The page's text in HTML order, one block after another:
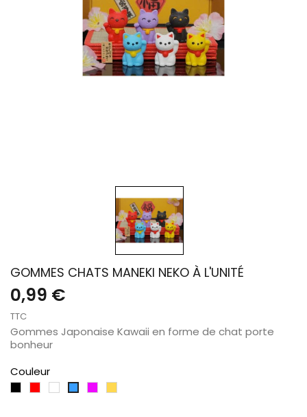
GOMMES CHATS MANEKI NEKO À L'UNITÉ
0,99 €
TTC
Gommes Japonaise Kawaii en forme de chat porte
bonheur
Couleur
BlancBleu